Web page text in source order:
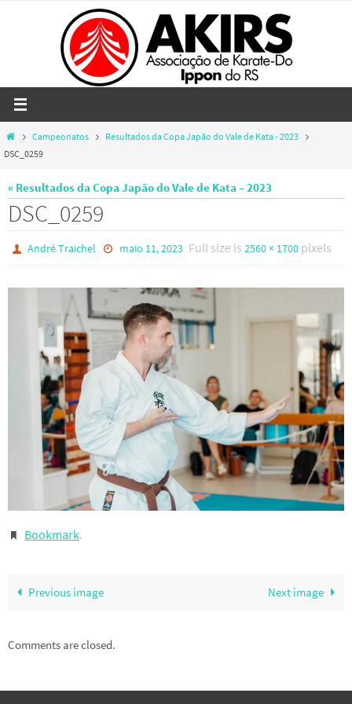
HomeCampeonatos
Resultados da Copa Japão do Vale de Kata - 2023
DSC_0259
« Resultados da Copa Japão do Vale de Kata – 2023
DSC_0259
André Traichel maio 11, 2023 Full size is 2560 × 1700pixels
Bookmark.
Previous image Next image
Comments are closed.